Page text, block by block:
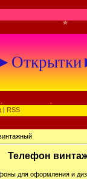
| RSS
Телефон
для оформления и